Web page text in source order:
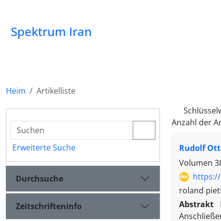
Spektrum Iran
Heim
Artikelliste
Anzahl der
Rudolf
Volumen
https://
roland
Abstrakt
Erweiterte Suche
Durchsuche
Zeitschrifteninfo